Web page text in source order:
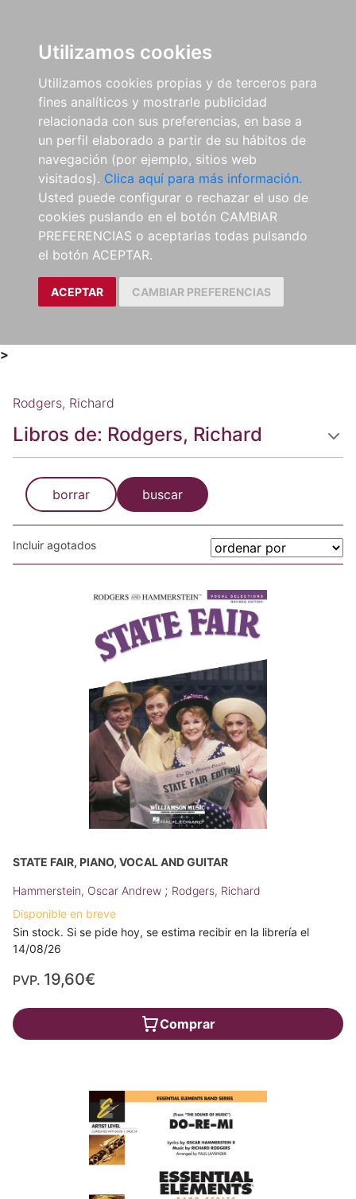
Utilizamos cookies
Utilizamos cookies propias y de terceros para
fines analíticos y mostrarle publicidad
relacionada con sus preferencias, en base a
un perfil elaborado a partir de su hábitos de
navegación (por ejemplo, sitios web
visitados). Clica aquí para más información.
Usted puede configurar o rechazar el uso de
cookies puslando en el botón CAMBIAR
PREFERENCIAS o aceptarlas todas pulsando
el botón ACEPTAR.
ACEPTAR CAMBIAR PREFERENCIAS
>
Rodgers, Richard
Libros de: Rodgers, Richard
borrar buscar
Incluir agotados
STATE FAIR, PIANO, VOCAL AND GUITAR
Hammerstein, Oscar Andrew ; Rodgers, Richard
Disponible en breve
Sin stock. Si se pide hoy, se estima recibir en la librería el
14/08/26
PVP. 19,60€
Comprar